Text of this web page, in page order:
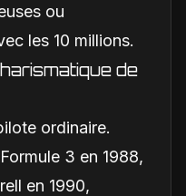
ou
les 10 millions.
de
ordinaire.
3 en 1988,
en 1990,